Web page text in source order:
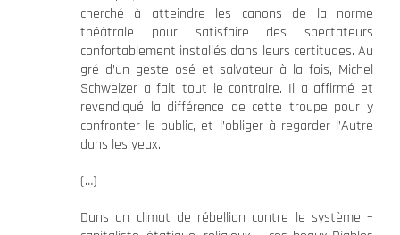
cherché à atteindre les canons de la norme
théâtrale pour satisfaire des spectateurs
confortablement installés dans leurs certitudes. Au
gré d’un geste osé et salvateur à la fois, Michel
Schweizer a fait tout le contraire. Il a affirmé et
revendiqué la différence de cette troupe pour y
confronter le public, et l’obliger à regarder l’Autre
dans les yeux.
(…)
Dans un climat de rébellion contre le système –